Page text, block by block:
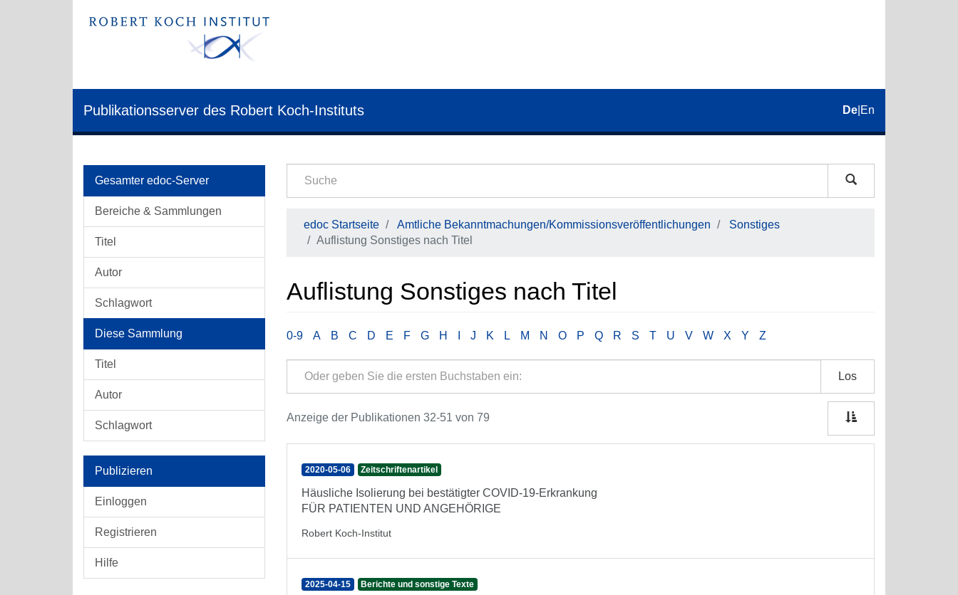
Publikationsserver des Robert Koch-Instituts De En
Gesamter edoc-Server
Bereiche & Sammlungen
Titel
Autor
Schlagwort
Diese Sammlung
Titel
Autor
Schlagwort
Publizieren
Einloggen
Registrieren
Hilfe
edoc Startseite Amtliche Bekanntmachungen/Kommissionsveröffentlichungen
Sonstiges
Auflistung Sonstiges nach Titel
Auflistung Sonstiges nach Titel
0-9 A B C D E F G H J K L M N O P Q R S T U V W X Y Z
Los
Anzeige der Publikationen 32-51 von 79
2020-05-06 Zeitschriftenartikel
Häusliche Isolierung bei bestätigter COVID-19-Erkrankung
FÜR PATIENTEN UND ANGEHÖRIGE
Robert Koch-Institut
2025-04-15 Berichte und sonstige Texte